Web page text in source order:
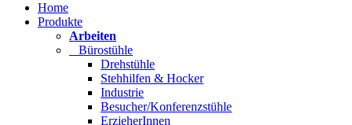
Home
Produkte
Arbeiten
Bürostühle
Drehstühle
Stehhilfen & Hocker
Industrie
Besucher/Konferenzstühle
ErzieherInnen